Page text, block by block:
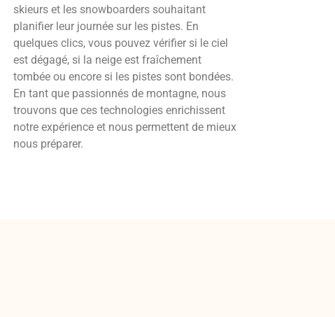
skieurs et les snowboarders souhaitant
planifier leur journée sur les pistes. En
quelques clics, vous pouvez vérifier si le ciel
est dégagé, si la neige est fraîchement
tombée ou encore si les pistes sont bondées.
En tant que passionnés de montagne, nous
trouvons que ces technologies enrichissent
notre expérience et nous permettent de mieux
nous préparer.